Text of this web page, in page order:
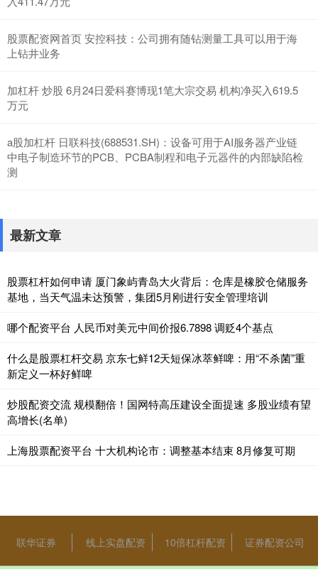
股票配资网首页 安控科技：公司拥有随钻测量工具可以用于海
上钻井业务
加杠杆 炒股 6月24日爱科赛博现1笔大宗交易 机构净买入619.5
万元
a股加杠杆 日联科技(688531.SH)：设备可用于AI服务器产业链
中电子制造环节的PCB、PCBA制程和电子元器件的内部缺陷检
测
最新文章
股票杠杆如何申请 厦门象屿青岛大火背后：仓库是橡胶仓储服务
基地，当天气温未达预警，集团5月刚进行安全管理培训
哪个配资平台 人民币对美元中间价报6.7898 调贬4个基点
什么是股票杠杆交易 京东七鲜12天短保冰萃鲜啤：用“不杀菌”重
新定义一杯好鲜啤
炒股配资交流 规模翻倍！国网特高压建设全面提速 多股业绩有望
高增长(名单)
上海股票配资平台 十大机构论市：调整基本结束 8月修复可期
联华证券 线上实盘配资 10倍杠杆配资 证券配资公司